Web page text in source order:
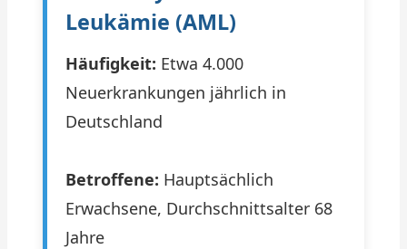
Leukämie (AML)
Häufigkeit: Etwa 4.000
Neuerkrankungen jährlich in
Deutschland
Betroffene: Hauptsächlich
Erwachsene, Durchschnittsalter 68
Jahre